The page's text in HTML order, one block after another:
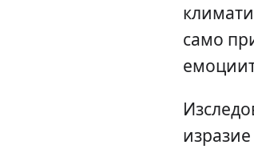
само